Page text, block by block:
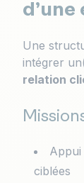
Une
intégrer
relation
Appui
ciblées